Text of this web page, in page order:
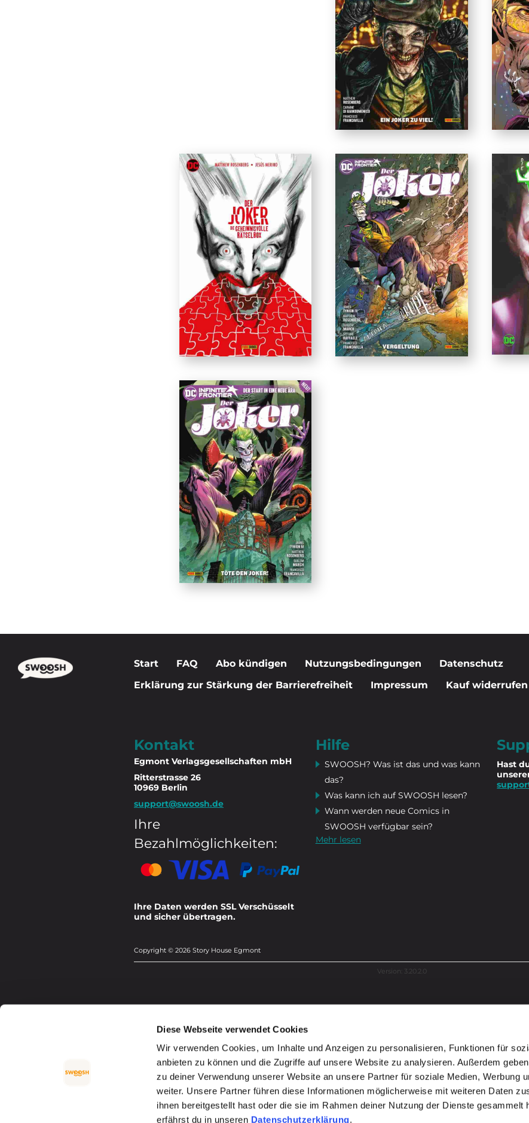
Diese Webseite verwendet Cookies
Wir verwenden Cookies, um Inhalte und Anzeigen zu personalisieren, Funktionen für
anbieten zu können und die Zugriffe auf unsere Website zu analysieren. Außerdem
zu deiner Verwendung unserer Website an unsere Partner für soziale Medien, Werbung
weiter. Unsere Partner führen diese Informationen möglicherweise mit weiteren Daten
ihnen bereitgestellt hast oder die sie im Rahmen deiner Nutzung der Dienste gesammelt
erfährst du in unseren Datenschutzerklärung.
Start FAQ Abo kündigen Nutzungsbedingungen
Datenschutz
Erklärung zur Stärkung der Barrierefreiheit
Impressum Kauf widerrufen
Kontakt
Egmont Verlagsgesellschaften mbH
Ritterstrasse 26
10969 Berlin
support@swoosh.de
Ihre
Bezahlmöglichkeiten:
Ihre Daten werden SSL Verschüsselt
und sicher übertragen.
Hilfe
SWOOSH? Was ist das und was kann
das?
Was kann ich auf SWOOSH lesen?
Wann werden neue Comics in
SWOOSH verfügbar sein?
Mehr lesen
Hast
Copyright © 2026 Story House Egmont
Version: 3.20.2.0